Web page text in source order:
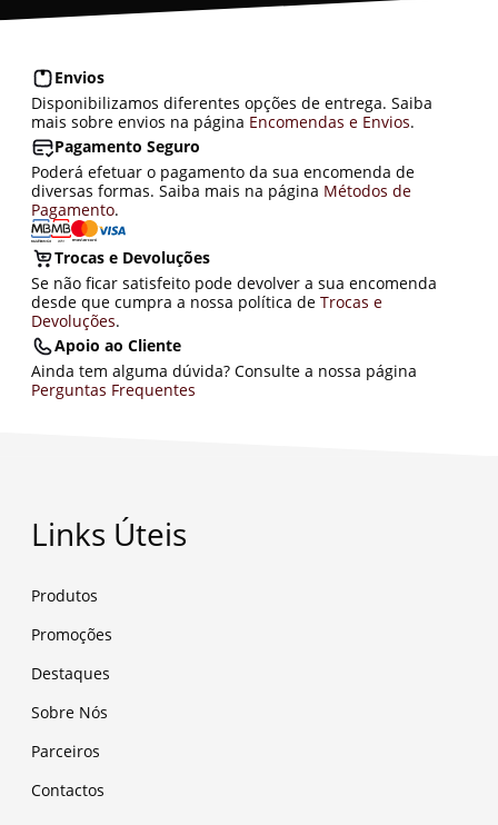
Envios
Disponibilizamos diferentes opções de entrega. Saiba
mais sobre envios na página Encomendas e Envios.
Pagamento Seguro
Poderá efetuar o pagamento da sua encomenda de
diversas formas. Saiba mais na página Métodos de
Pagamento.
Trocas e Devoluções
Se não ficar satisfeito pode devolver a sua encomenda
desde que cumpra a nossa política de Trocas e
Devoluções.
Apoio ao Cliente
Ainda tem alguma dúvida? Consulte a nossa página
Perguntas Frequentes
Links Úteis
Produtos
Promoções
Destaques
Sobre Nós
Parceiros
Contactos